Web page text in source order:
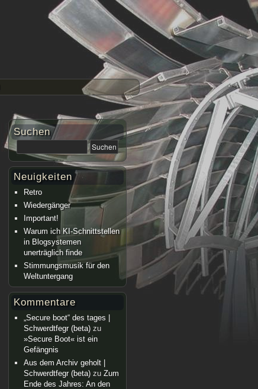
Suchen
Neuigkeiten
Retro
Wiedergänger
Important!
Warum ich KI-Schnittstellen
in Blogsystemen
unerträglich finde
Stimmungsmusik für den
Weltuntergang
Kommentare
„Secure boot“ des tages |
Schwerdtfegr (beta)zu
»Secure Boot« ist ein
Gefängnis
Aus dem Archiv geholt |
Schwerdtfegr (beta)zu Zum
Ende des Jahres: An den